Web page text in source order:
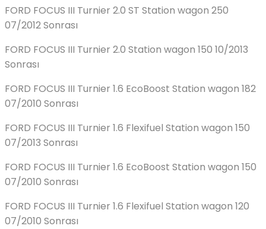
FORD FOCUS III Turnier 2.0 ST Station wagon 250
07/2012 Sonrası
FORD FOCUS III Turnier 2.0 Station wagon 150 10/2013
Sonrası
FORD FOCUS III Turnier 1.6 EcoBoost Station wagon 182
07/2010 Sonrası
FORD FOCUS III Turnier 1.6 Flexifuel Station wagon 150
07/2013 Sonrası
FORD FOCUS III Turnier 1.6 EcoBoost Station wagon 150
07/2010 Sonrası
FORD FOCUS III Turnier 1.6 Flexifuel Station wagon 120
07/2010 Sonrası